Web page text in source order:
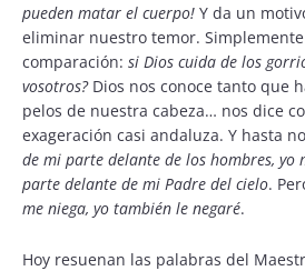
pueden matar el cuerpo! Y da un
eliminar nuestro temor.
comparación: si Dios cuida de los
vosotros?Dios nos conoce tanto que
pelos de nuestra cabeza… nos dice
exageración casi andaluza. Y hasta
de mi parte delante de los hombres, yo
parte delante de mi Padre del cielo.
me niega, yo también le negaré.
Hoy resuenan las palabras del